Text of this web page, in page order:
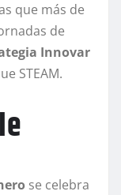
que más de
de
Innovar
STEAM.
se celebra